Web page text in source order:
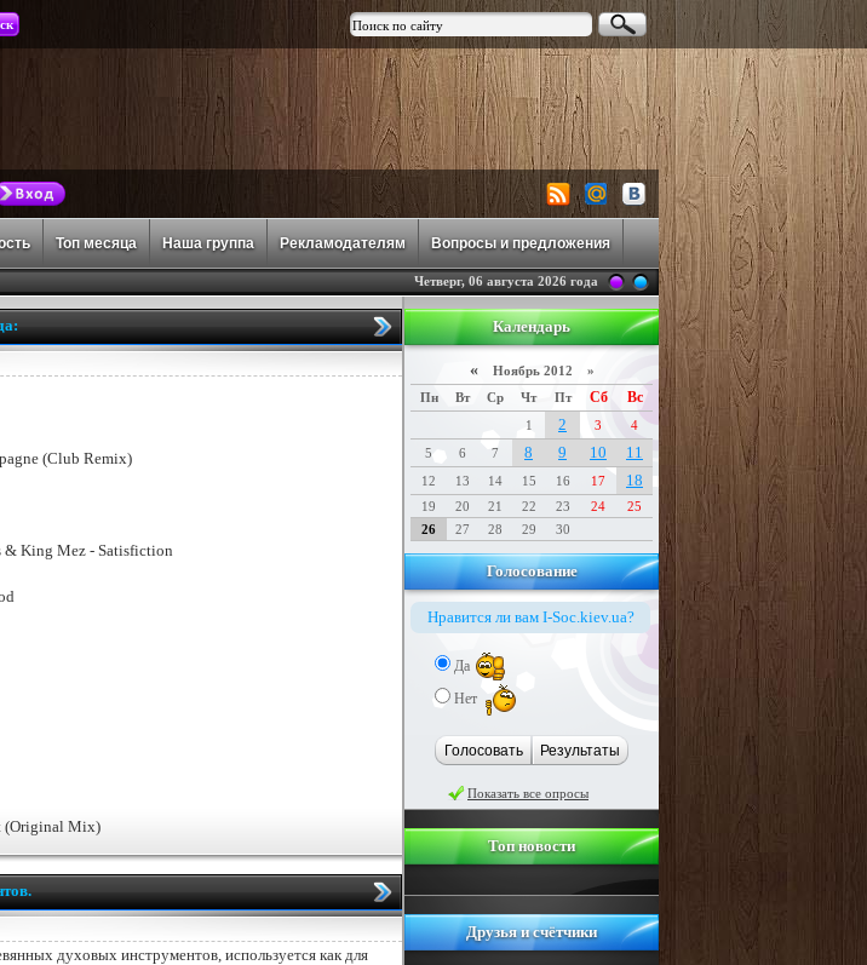
Топ месяца Наша группа Рекламодателям Вопросы и предложения
Четверг, 06 августа 2026 года
Календарь
«Ноябрь 2012 »
Пн
Вт Ср Чт Пт Сб Вс
1 2 3
4
5
6 7 8 9 10 11
12 13 14 15 16 17 18
19 20 21 22 23 24
25
26
27 28 29 30
Голосование
Нравится ли вам I-Soc.kiev.ua?
Да
Нет
Голосовать Результаты
Показать все опросы
Топ новости
Друзья и счётчики
(Club Remix)
& King Mez - Satisfiction
(Original Mix)
духовых инструментов, используется как для